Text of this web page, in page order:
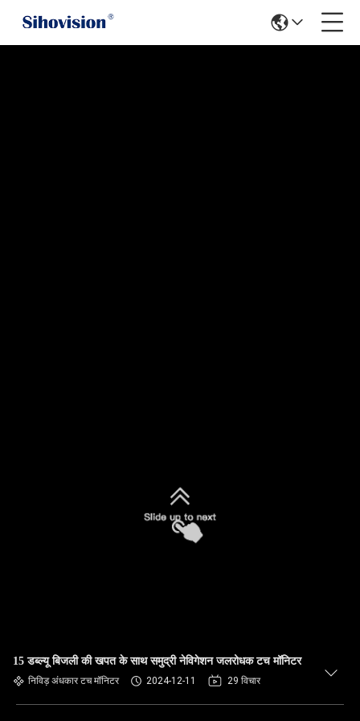
15 डब्ल्यू बिजली की खपत के साथ समुद्री नेविगेशन जलरोधक टच मॉनिटर
निविड़ अंधकार टच मॉनिटर 2024-12-11 29 विचार